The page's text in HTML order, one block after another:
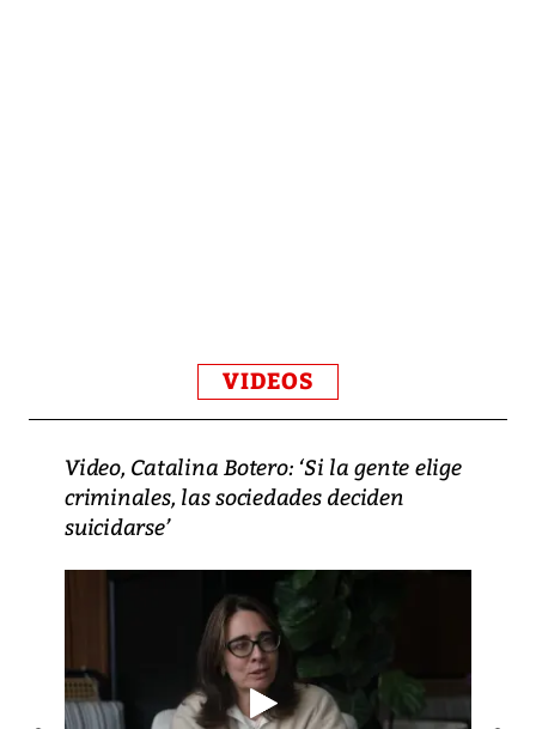
VIDEOS
Video, Catalina Botero: ‘Si la gente elige
criminales, las sociedades deciden
suicidarse’